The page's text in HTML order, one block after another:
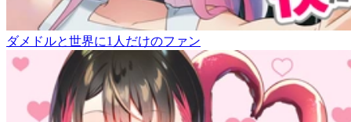
ダメドルと世界に1人だけのファン